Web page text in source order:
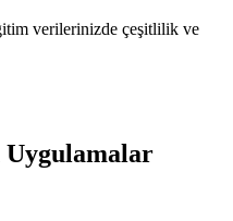
verilerinizde çeşitlilik ve